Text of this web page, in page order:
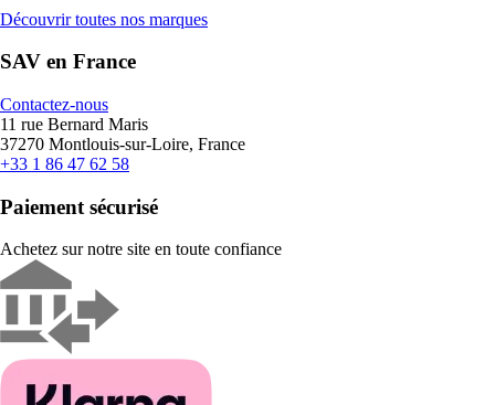
Découvrir toutes nos marques
SAV en France
Contactez-nous
11 rue Bernard Maris
37270 Montlouis-sur-Loire, France
+33 1 86 47 62 58
Paiement sécurisé
Achetez sur notre site en toute confiance